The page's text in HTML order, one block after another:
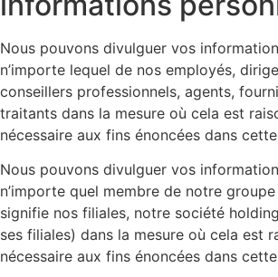
Nous pouvons divulguer vos
n’importe lequel de nos employés,
conseillers professionnels, agents,
traitants dans la mesure où cela est
nécessaire aux fins énoncées dans
Nous pouvons divulguer vos
n’importe quel membre de notre groupe
signifie nos filiales, notre société
ses filiales) dans la mesure où cela est
nécessaire aux fins énoncées dans